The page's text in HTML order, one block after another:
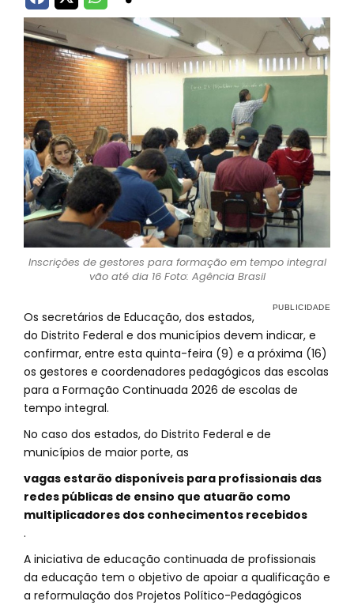
Inscrições de gestores para formação em tempo integral
vão até dia 16 Foto: Agência Brasil
Os secretários de Educação, dos estados,
do Distrito Federal e dos municípios devem indicar, e
confirmar, entre esta quinta-feira (9) e a próxima (16)
os gestores e coordenadores pedagógicos das escolas
para a Formação Continuada 2026 de escolas de
tempo integral.
No caso dos estados, do Distrito Federal e de
municípios de maior porte, as
vagas estarão disponíveis para profissionais das
redes públicas de ensino que atuarão como
multiplicadores dos conhecimentos recebidos
.
A iniciativa de educação continuada de profissionais
da educação tem o objetivo de apoiar a qualificação e
a reformulação dos Projetos Político-Pedagógicos